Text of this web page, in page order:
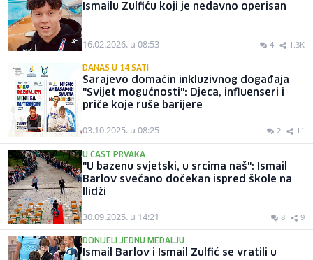
Ismailu Zulfiću koji je nedavno operisan
16.02.2026. u 08:53 4 1.3K
DANAS U 14 SATI
Sarajevo domaćin inkluzivnog događaja
"Svijet mogućnosti": Djeca, influenseri i
priče koje ruše barijere
03.10.2025. u 08:25 2 11
U ČAST PRVAKA
"U bazenu svjetski, u srcima naš": Ismail
Barlov svečano dočekan ispred škole na
Ilidži
30.09.2025. u 14:21 8 9
DONIJELI JEDNU MEDALJU
Ismail Barlov i Ismail Zulfić se vratili u